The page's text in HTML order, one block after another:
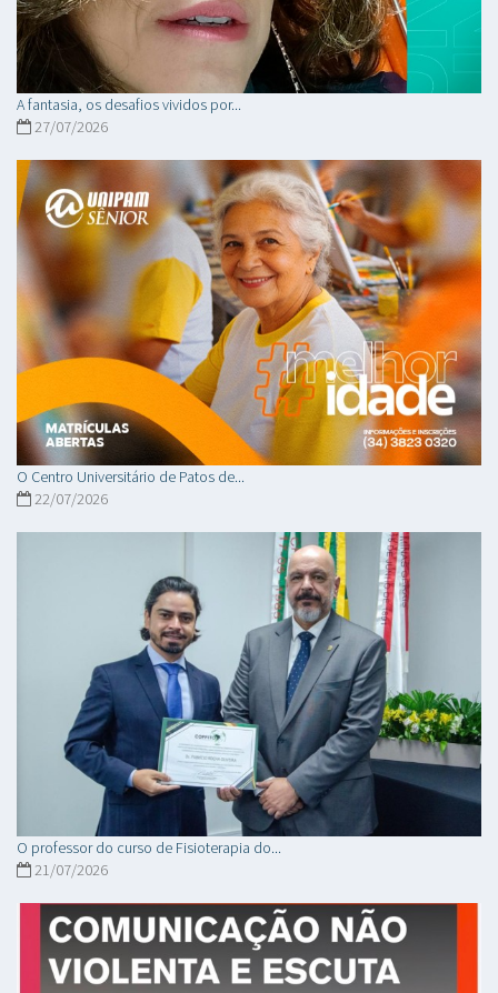
A fantasia, os desafios vividos por...
27/07/2026
O Centro Universitário de Patos de...
22/07/2026
O professor do curso de Fisioterapia do...
21/07/2026